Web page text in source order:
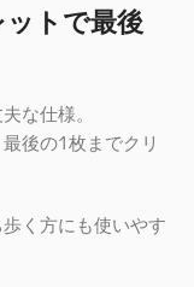
トで最後
な仕様。
後の1枚までクリ
く方にも使いやす